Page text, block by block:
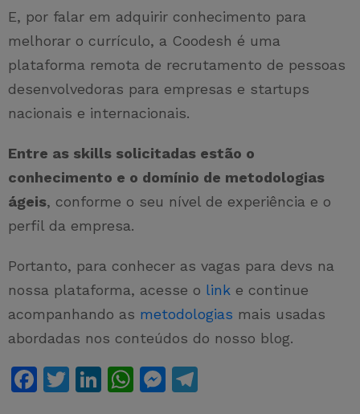
E, por falar em adquirir conhecimento para
melhorar o currículo, a Coodesh é uma
plataforma remota de recrutamento de pessoas
desenvolvedoras para empresas e startups
nacionais e internacionais.
Entre as skills solicitadas estão o
conhecimento e o domínio de metodologias
ágeis, conforme o seu nível de experiência e o
perfil da empresa.
Portanto, para conhecer as vagas para devs na
nossa plataforma, acesse o link e continue
acompanhando as metodologias mais usadas
abordadas nos conteúdos do nosso blog.
F
T
Li W M